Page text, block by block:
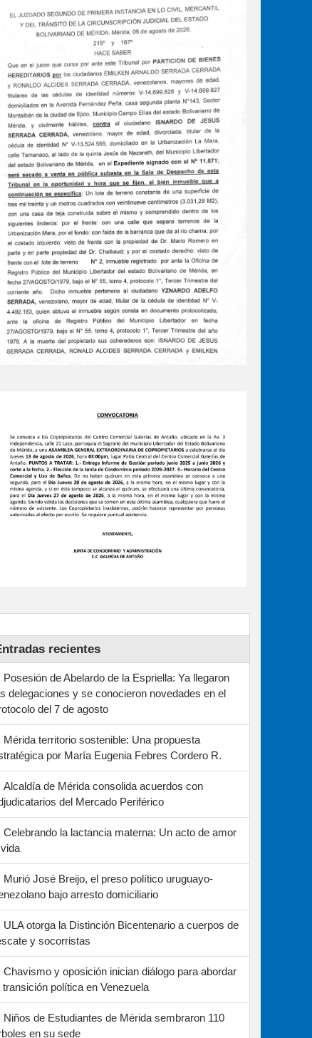
recientes
Posesión de Abelardo de la Espriella: Ya llegaron
delegaciones y se conocieron novedades en el
del 7 de agosto
Mérida territorio sostenible: Una propuesta
por María Eugenia Febres Cordero R.
Alcaldía de Mérida consolida acuerdos con
del Mercado Periférico
Celebrando la lactancia materna: Un acto de amor
Murió José Breijo, el preso político uruguayo-
bajo arresto domiciliario
ULA otorga la Distinción Bicentenario a cuerpos de
y socorristas
Chavismo y oposición inician diálogo para abordar
transición política en Venezuela
Niños de Estudiantes de Mérida sembraron 110
en su sede